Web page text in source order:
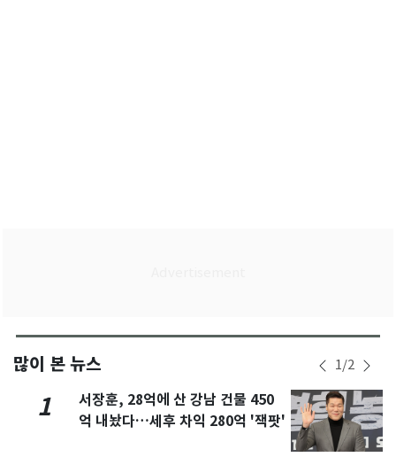
많이 본 뉴스 1/2
1
서장훈, 28억에 산 강남 건물 450
억 내놨다…세후 차익 280억 '잭팟'